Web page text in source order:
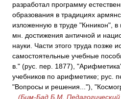
разработал программу
образования в традициях
изложенную в труде "Кнникон", в
мн. достижения античной и
науки. Части этого труда позже
самостоятельные учебные
в." (рус. пер. 1877),
учебников по арифметике; рус.
"Вопросы и решения..."),
(Бим-Бад Б.М. Педагогический